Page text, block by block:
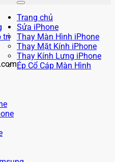
trì
Trang chủ
Sửa iPhone
Thay Màn Hình iPhone
Thay Mặt Kính iPhone
Thay Kính Lưng iPhone
Ép Cổ Cáp Màn Hình